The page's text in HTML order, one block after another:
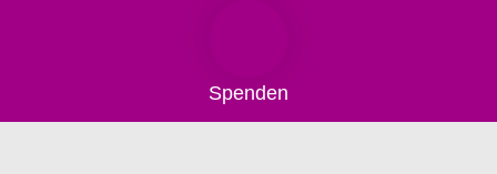
Spenden